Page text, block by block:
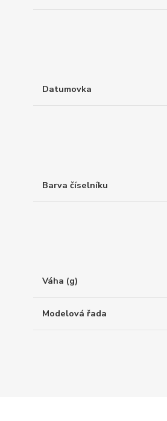
Datumovka
Barva číselníku
Váha (g)
Modelová řada